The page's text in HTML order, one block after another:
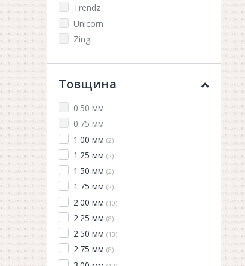
Trendz
Unicorn
Zing
Товщина
0.50 мм
0.75 мм
1.00 мм (2)
1.25 мм (2)
1.50 мм (2)
1.75 мм (2)
2.00 мм (10)
2.25 мм (8)
2.50 мм (13)
2.75 мм (8)